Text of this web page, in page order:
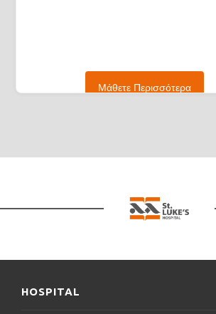
υποβρύχιας αλιείας.
Μάθετε Περισσότερα
HOSPITAL